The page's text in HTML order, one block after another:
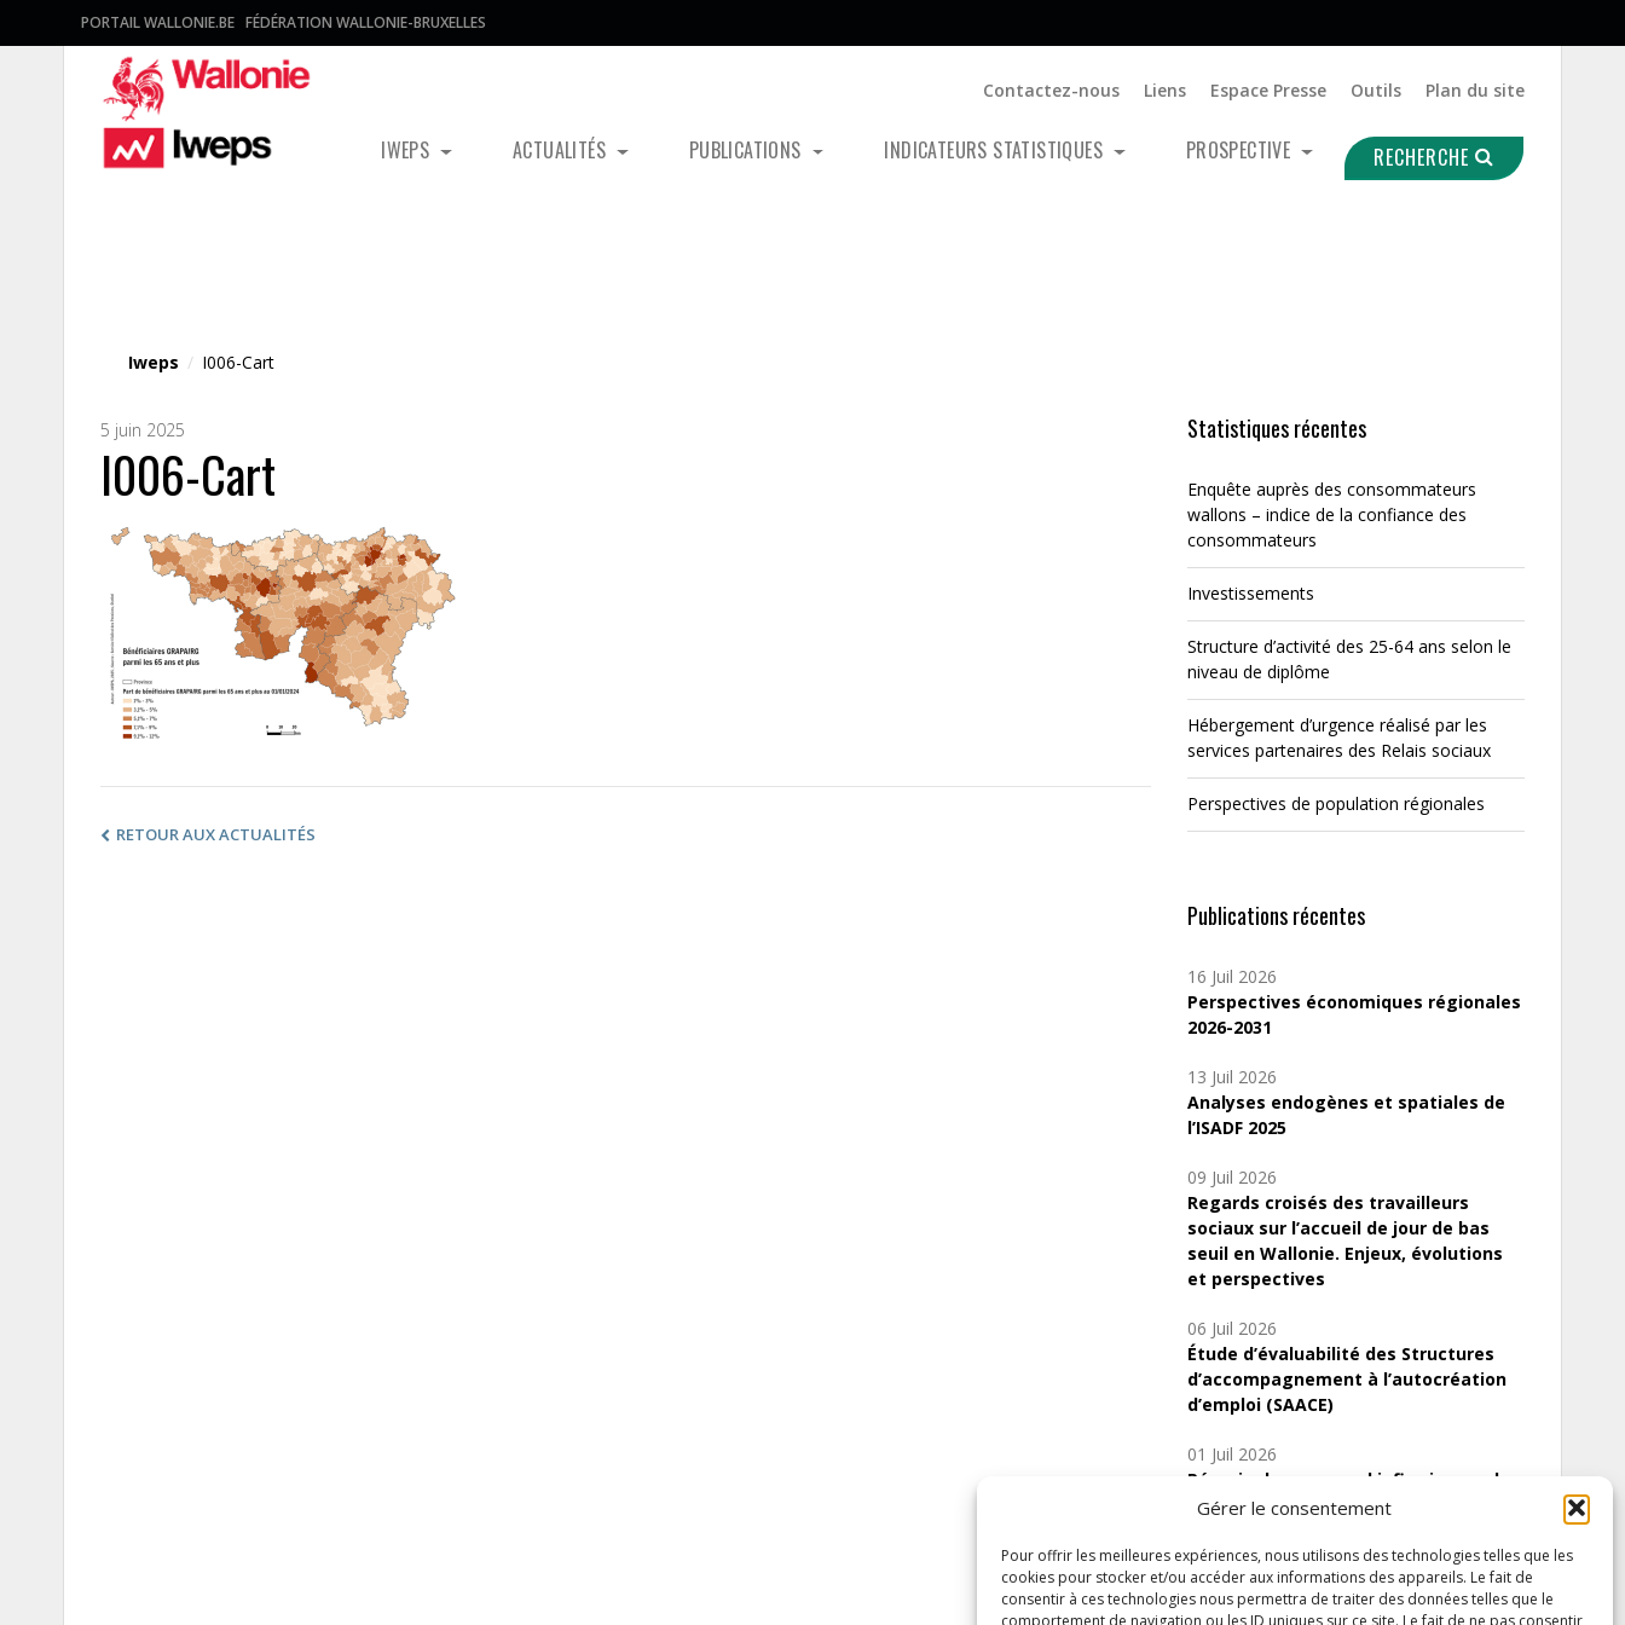
Gérer le consentement
Pour offrir les meilleures expériences, nous utilisons des technologies telles que les
cookies pour stocker et/ou accéder aux informations des appareils. Le fait de
consentir à ces technologies nous permettra de traiter des données telles que le
comportement de navigation ou les ID uniques sur ce site. Le fait de ne pas consentir
PORTAIL WALLONIE.BE FÉDÉRATION WALLONIE-BRUXELLES
Contactez-nous Liens Espace Presse Outils Plan du site
IWEPS ACTUALITÉS PUBLICATIONS INDICATEURS STATISTIQUES PROSPECTIVE RECHERCHE
Iweps / I006-Cart
5 juin 2025
I006-Cart
RETOUR AUX ACTUALITÉS
Statistiques récentes
Enquête auprès des consommateurs
wallons – indice de la confiance des
consommateurs
Investissements
Structure d’activité des 25-64 ans selon le
niveau de diplôme
Hébergement d’urgence réalisé par les
services partenaires des Relais sociaux
Perspectives de population régionales
Publications récentes
16 Juil 2026
Perspectives économiques régionales
2026-2031
13 Juil 2026
Analyses endogènes et spatiales de
l’ISADF 2025
09 Juil 2026
Regards croisés des travailleurs
sociaux sur l’accueil de jour de bas
seuil en Wallonie. Enjeux, évolutions
et perspectives
06 Juil 2026
Étude d’évaluabilité des Structures
d’accompagnement à l’autocréation
d’emploi (SAACE)
01 Juil 2026
Pénurie du personnel infirmier :quels
indicateurs d’offre de soins pour